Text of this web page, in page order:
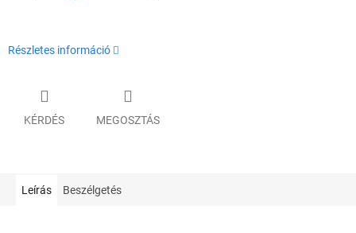
Részletes információ
KÉRDÉS MEGOSZTÁS
Leírás Beszélgetés